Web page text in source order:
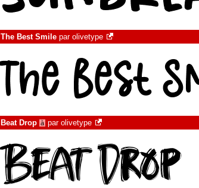
The Best Smile par olivetype
Beat Drop à par olivetype